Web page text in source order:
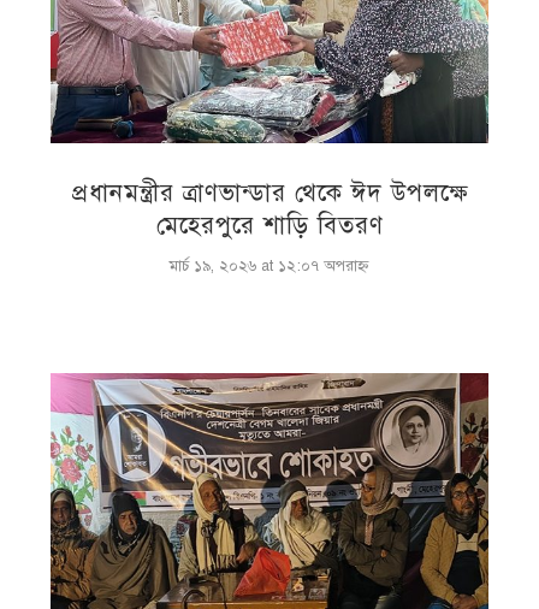
প্রধানমন্ত্রীর ত্রাণভান্ডার থেকে ঈদ উপলক্ষে
মেহেরপুরে শাড়ি বিতরণ
মার্চ ১৯, ২০২৬ at ১২:০৭ অপরাহ্ণ